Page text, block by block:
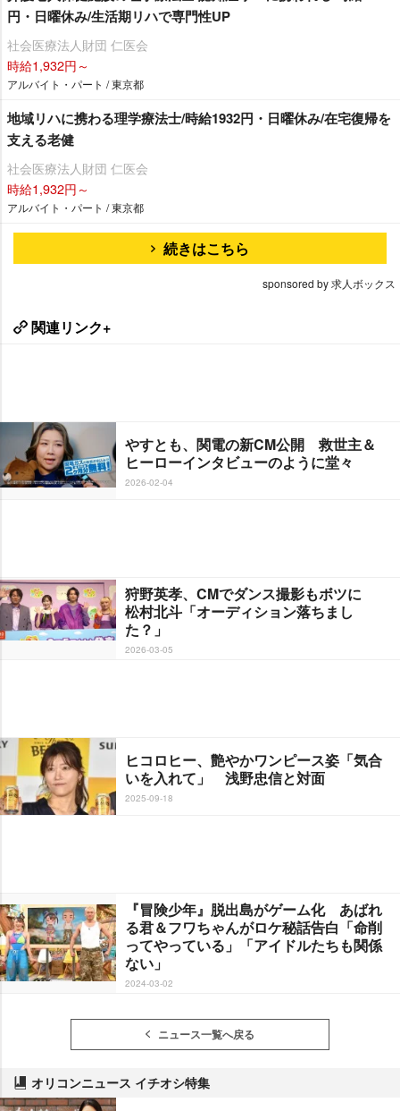
円・日曜休み/生活期リハで専門性UP
社会医療法人財団 仁医会
時給1,932円～
アルバイト・パート / 東京都
地域リハに携わる理学療法士/時給1932円・日曜休み/在宅復帰を
支える老健
社会医療法人財団 仁医会
時給1,932円～
アルバイト・パート / 東京都
続きはこちら
sponsored by 求人ボックス
関連リンク+
すとも、関電の新CM公開 救世主＆
ヒーローインタビューのように堂々
2026-02-04
狩野英孝、CMでダンス撮影もボツに
松村北斗「オーディション落ちまし
た？」
2026-03-05
ヒコロヒー、艶やかワンピース姿「気合
いを入れて」 浅野忠信と対面
2025-09-18
『冒険少年』脱出島がゲーム化 あばれ
る君＆フワちゃんがロケ秘話告白「命削
ってやっている」「アイドルたちも関係
ない」
2024-03-02
ニュース一覧へ戻る
オリコンニュース イチオシ特集